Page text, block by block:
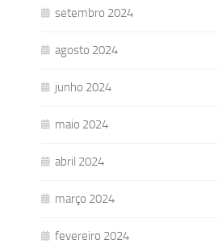
setembro 2024
agosto 2024
junho 2024
maio 2024
abril 2024
março 2024
fevereiro 2024